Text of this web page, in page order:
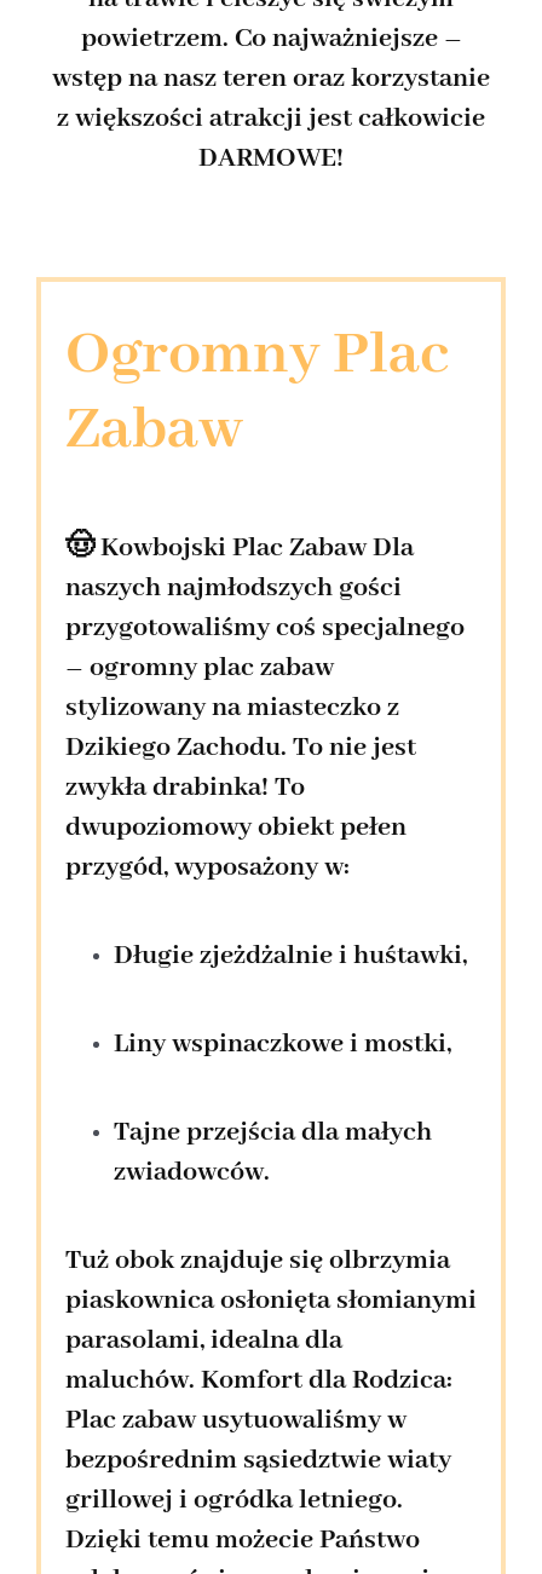
powietrzem. Co najważniejsze –
wstęp na nasz teren oraz korzystanie
z większości atrakcji jest całkowicie
DARMOWE!
Ogromny Plac
Zabaw
🤠 Kowbojski Plac ZabawDla
naszych najmłodszych gości
przygotowaliśmy coś specjalnego
– ogromny plac zabaw
stylizowany na miasteczko z
Dzikiego Zachodu. To nie jest
zwykła drabinka! To
dwupoziomowy obiekt pełen
przygód, wyposażony w:
Długie zjeżdżalnie i huśtawki,
Liny wspinaczkowe i mostki,
Tajne przejścia dla małych
zwiadowców.
Tuż obok znajduje sięolbrzymia
piaskownicaosłonięta słomianymi
parasolami, idealna dla
maluchów. Komfort dla Rodzica:
Plac zabaw usytuowaliśmy w
bezpośrednim sąsiedztwie wiaty
grillowej i ogródka letniego.
Dzięki temu możecie Państwo